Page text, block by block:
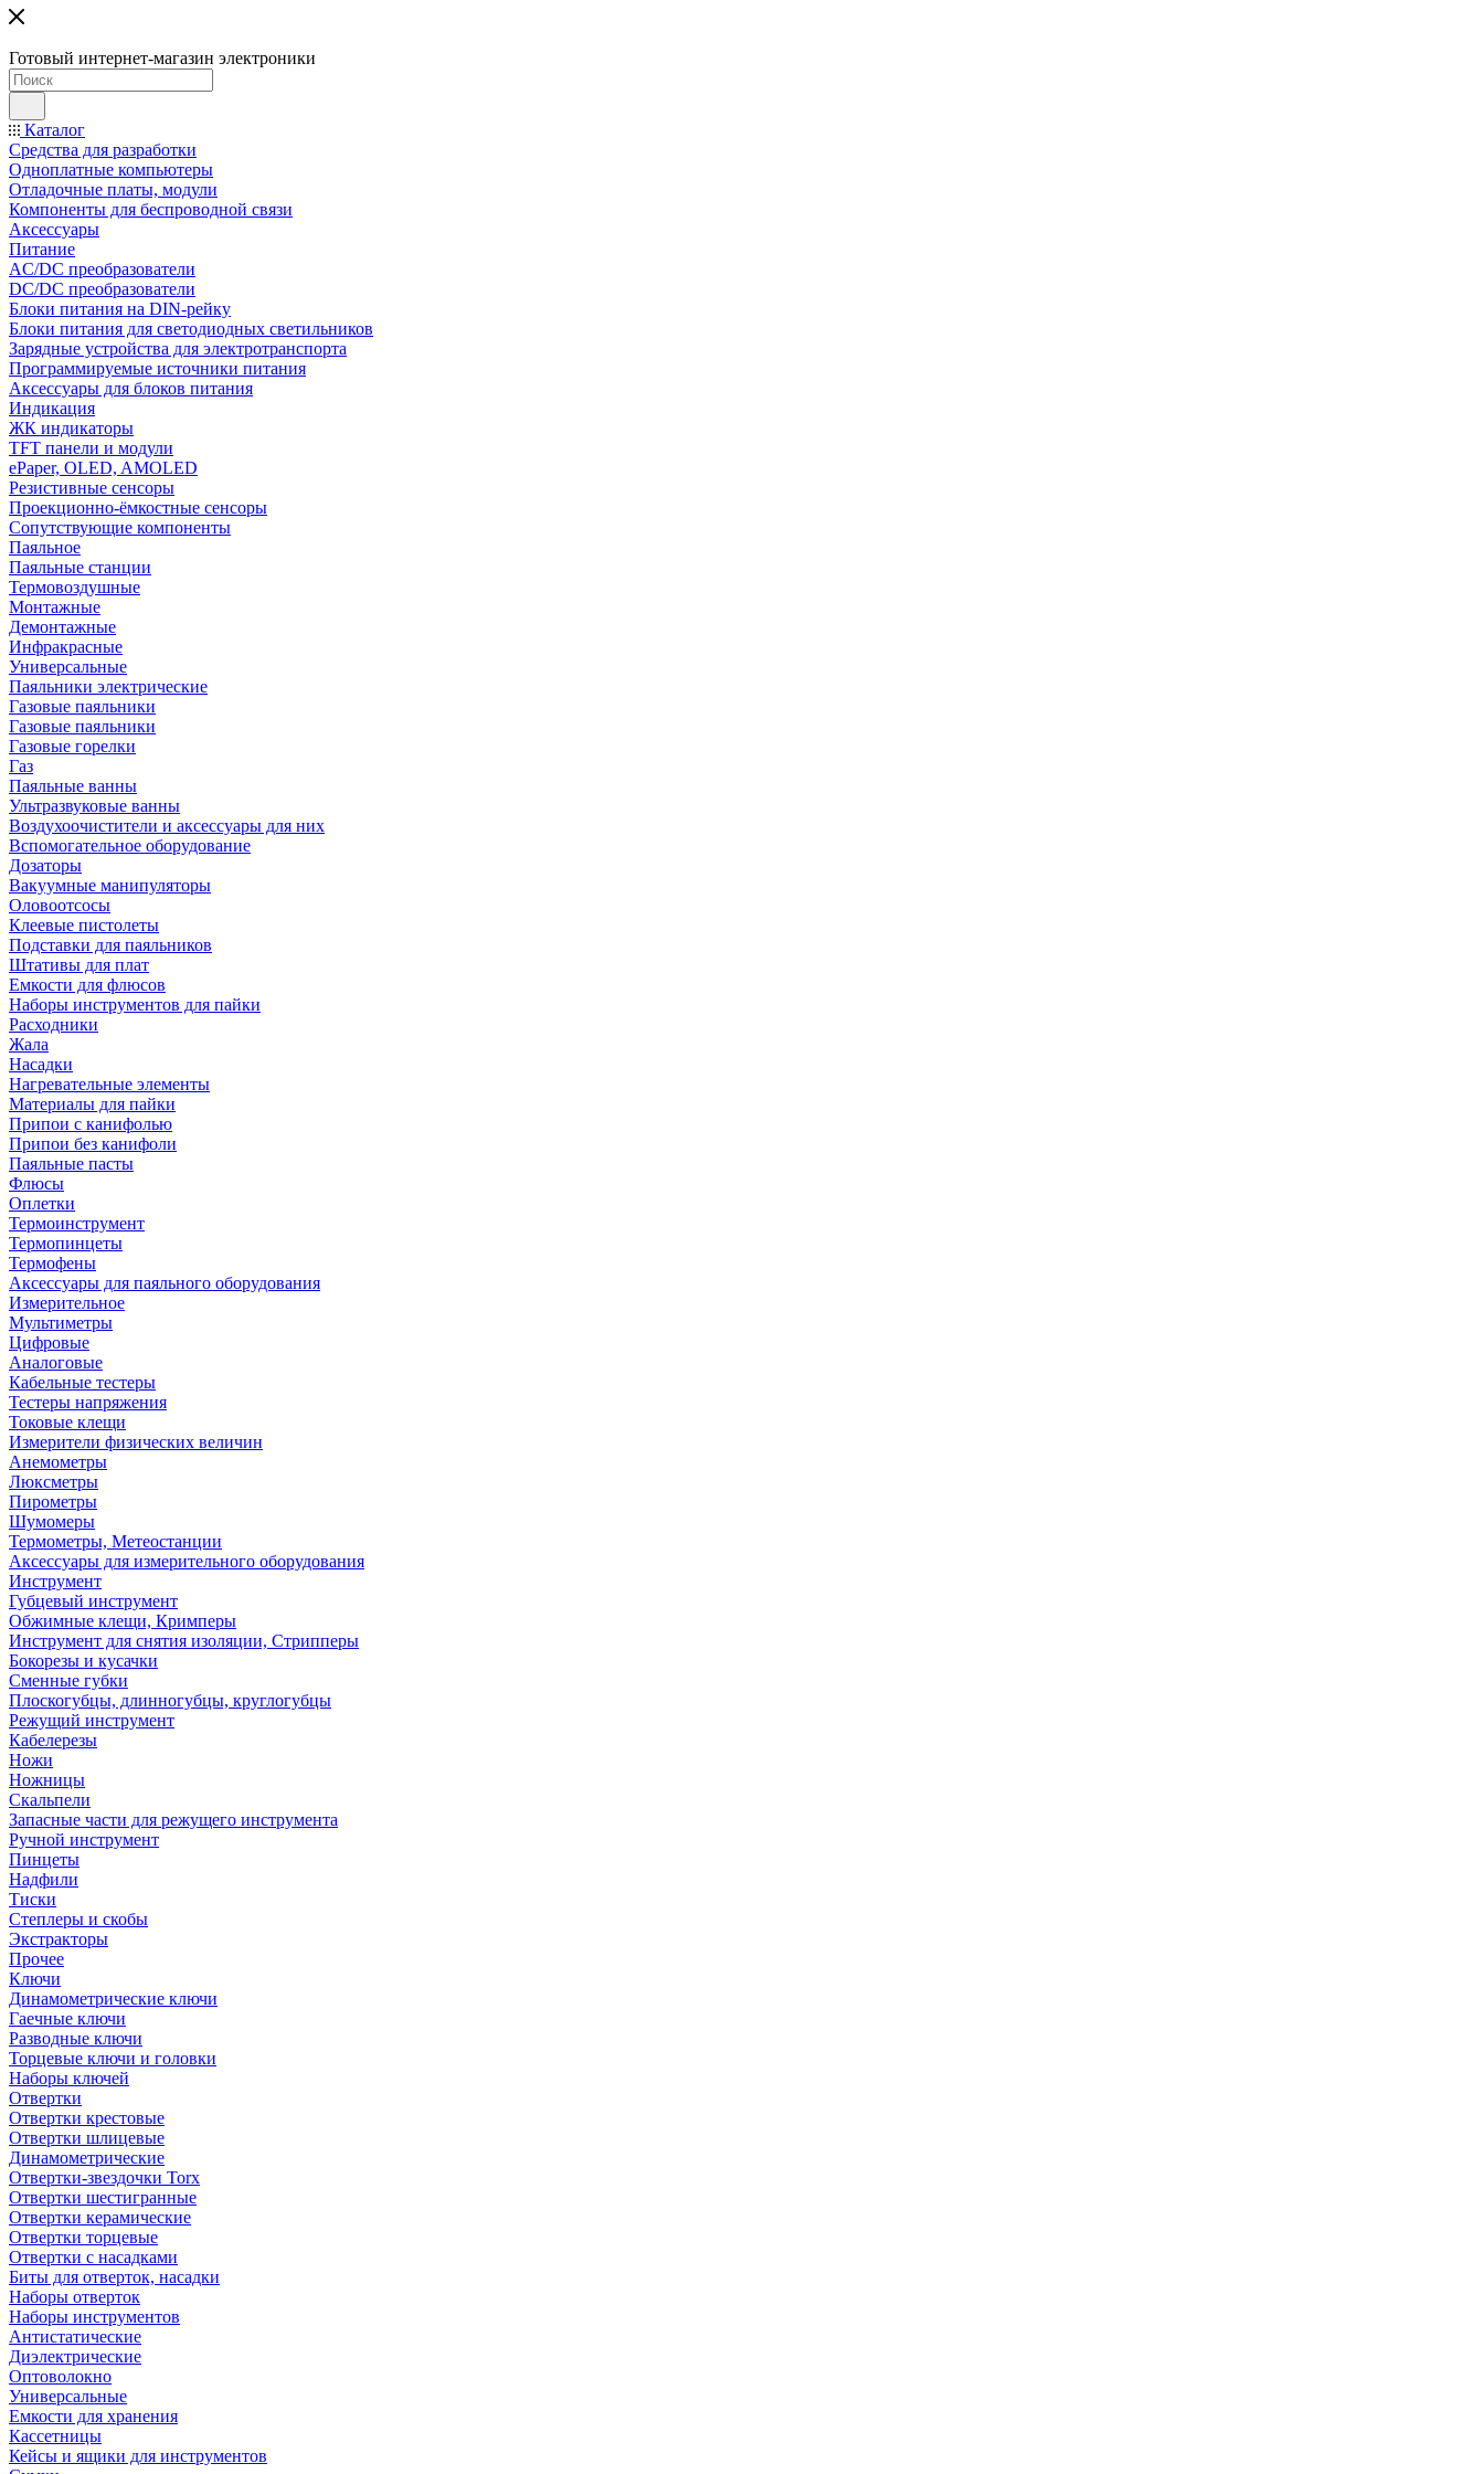
Готовый интернет-магазин электроники
Каталог
Средства для разработки
Одноплатные компьютеры
Отладочные платы, модули
Компоненты для беспроводной связи
Аксессуары
Питание
AC/DC преобразователи
DC/DC преобразователи
Блоки питания на DIN-рейку
Блоки питания для светодиодных светильников
Зарядные устройства для электротранспорта
Программируемые источники питания
Аксессуары для блоков питания
Индикация
ЖК индикаторы
TFT панели и модули
ePaper, OLED, AMOLED
Резистивные сенсоры
Проекционно-ёмкостные сенсоры
Сопутствующие компоненты
Паяльное
Паяльные станции
Термовоздушные
Монтажные
Демонтажные
Инфракрасные
Универсальные
Паяльники электрические
Газовые паяльники
Газовые паяльники
Газовые горелки
Газ
Паяльные ванны
Ультразвуковые ванны
Воздухоочистители и аксессуары для них
Вспомогательное оборудование
Дозаторы
Вакуумные манипуляторы
Оловоотсосы
Клеевые пистолеты
Подставки для паяльников
Штативы для плат
Емкости для флюсов
Наборы инструментов для пайки
Расходники
Жала
Насадки
Нагревательные элементы
Материалы для пайки
Припои с канифолью
Припои без канифоли
Паяльные пасты
Флюсы
Оплетки
Термоинструмент
Термопинцеты
Термофены
Аксессуары для паяльного оборудования
Измерительное
Мультиметры
Цифровые
Аналоговые
Кабельные тестеры
Тестеры напряжения
Токовые клещи
Измерители физических величин
Анемометры
Люксметры
Пирометры
Шумомеры
Термометры, Метеостанции
Аксессуары для измерительного оборудования
Инструмент
Губцевый инструмент
Обжимные клещи, Кримперы
Инструмент для снятия изоляции, Стрипперы
Бокорезы и кусачки
Сменные губки
Плоскогубцы, длинногубцы, круглогубцы
Режущий инструмент
Кабелерезы
Ножи
Ножницы
Скальпели
Запасные части для режущего инструмента
Ручной инструмент
Пинцеты
Надфили
Тиски
Степлеры и скобы
Экстракторы
Прочее
Ключи
Динамометрические ключи
Гаечные ключи
Разводные ключи
Торцевые ключи и головки
Наборы ключей
Отвертки
Отвертки крестовые
Отвертки шлицевые
Динамометрические
Отвертки-звездочки Torx
Отвертки шестигранные
Отвертки керамические
Отвертки торцевые
Отвертки с насадками
Биты для отверток, насадки
Наборы отверток
Наборы инструментов
Антистатические
Диэлектрические
Оптоволокно
Универсальные
Емкости для хранения
Кассетницы
Кейсы и ящики для инструментов